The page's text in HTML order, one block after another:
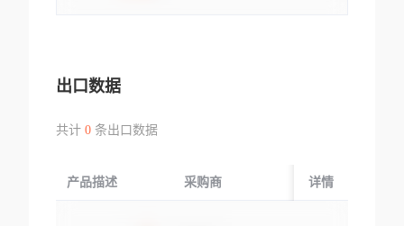
出口数据
共计 0条出口数据
产品描述 采购商 起运国/地区
详情